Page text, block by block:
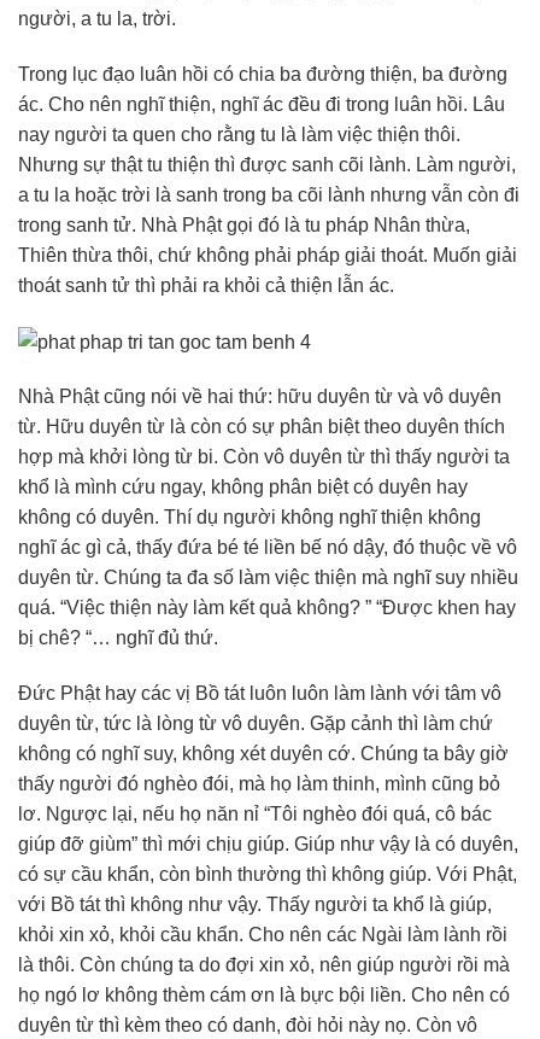
người, a tu la, trời.
Trong lục đạo luân hồi có chia ba đường thiện, ba đường
ác. Cho nên nghĩ thiện, nghĩ ác đều đi trong luân hồi. Lâu
nay người ta quen cho rằng tu là làm việc thiện thôi.
Nhưng sự thật tu thiện thì được sanh cõi lành. Làm người,
a tu la hoặc trời là sanh trong ba cõi lành nhưng vẫn còn đi
trong sanh tử. Nhà Phật gọi đó là tu pháp Nhân thừa,
Thiên thừa thôi, chứ không phải pháp giải thoát. Muốn giải
thoát sanh tử thì phải ra khỏi cả thiện lẫn ác.
Nhà Phật cũng nói về hai thứ: hữu duyên từ và vô duyên
từ. Hữu duyên từ là còn có sự phân biệt theo duyên thích
hợp mà khởi lòng từ bi. Còn vô duyên từ thì thấy người ta
khổ là mình cứu ngay, không phân biệt có duyên hay
không có duyên. Thí dụ người không nghĩ thiện không
nghĩ ác gì cả, thấy đứa bé té liền bế nó dậy, đó thuộc về vô
duyên từ. Chúng ta đa số làm việc thiện mà nghĩ suy nhiều
quá. “Việc thiện này làm kết quả không? ” “Được khen hay
bị chê? “… nghĩ đủ thứ.
Đức Phật hay các vị Bồ tát luôn luôn làm lành với tâm vô
duyên từ, tức là lòng từ vô duyên. Gặp cảnh thì làm chứ
không có nghĩ suy, không xét duyên cớ. Chúng ta bây giờ
thấy người đó nghèo đói, mà họ làm thinh, mình cũng bỏ
lơ. Ngược lại, nếu họ năn nỉ “Tôi nghèo đói quá, cô bác
giúp đỡ giùm” thì mới chịu giúp. Giúp như vậy là có duyên,
có sự cầu khẩn, còn bình thường thì không giúp. Với Phật,
với Bồ tát thì không như vậy. Thấy người ta khổ là giúp,
khỏi xin xỏ, khỏi cầu khẩn. Cho nên các Ngài làm lành rồi
là thôi. Còn chúng ta do đợi xin xỏ, nên giúp người rồi mà
họ ngó lơ không thèm cám ơn là bực bội liền. Cho nên có
duyên từ thì kèm theo có danh, đòi hỏi này nọ. Còn vô